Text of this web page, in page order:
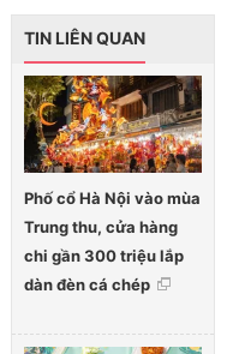
TIN LIÊN QUAN
Phố cổ Hà Nội vào mùa
Trung thu, cửa hàng
chi gần 300 triệu lắp
dàn đèn cá chép